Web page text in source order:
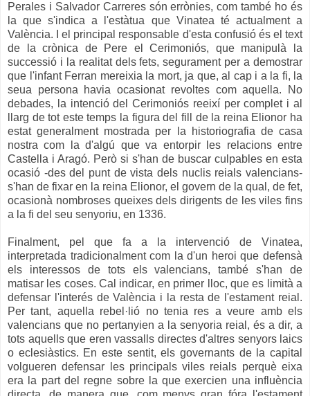
Perales i Salvador Carreres són errònies, com també ho és
la que s'indica a l'estàtua que Vinatea té actualment a
València. I el principal responsable d'esta confusió és el text
de la crònica de Pere el Cerimoniós, que manipulà la
successió i la realitat dels fets, segurament per a demostrar
que l'infant Ferran mereixia la mort, ja que, al cap i a la fi, la
seua persona havia ocasionat revoltes com aquella. No
debades, la intenció del Cerimoniós reeixí per complet i al
llarg de tot este temps la figura del fill de la reina Elionor ha
estat generalment mostrada per la historiografia de casa
nostra com la d'algú que va entorpir les relacions entre
Castella i Aragó. Però si s'han de buscar culpables en esta
ocasió -des del punt de vista dels nuclis reials valencians-
s'han de fixar en la reina Elionor, el govern de la qual, de fet,
ocasionà nombroses queixes dels dirigents de les viles fins
a la fi del seu senyoriu, en 1336.
Finalment, pel que fa a la intervenció de Vinatea,
interpretada tradicionalment com la d'un heroi que defensà
els interessos de tots els valencians, també s'han de
matisar les coses. Cal indicar, en primer lloc, que es limità a
defensar l'interés de València i la resta de l'estament reial.
Per tant, aquella rebel·lió no tenia res a veure amb els
valencians que no pertanyien a la senyoria reial, és a dir, a
tots aquells que eren vassalls directes d'altres senyors laics
o eclesiàstics. En este sentit, els governants de la capital
volgueren defensar les principals viles reials perquè eixa
era la part del regne sobre la que exercien una influència